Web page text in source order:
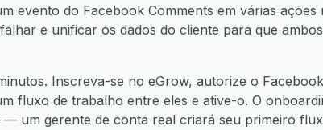
evento do Facebook Comments em várias
e unificar os dados do cliente para que
Inscreva-se no eGrow, autorize o
fluxo de trabalho entre eles e ative-o. O
— um gerente de conta real criará seu primeiro